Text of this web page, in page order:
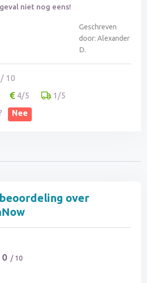
niet nog eens!
Geschreven
door: Alexander
D.
10
4/5
1/5
Nee
over
0 / 10